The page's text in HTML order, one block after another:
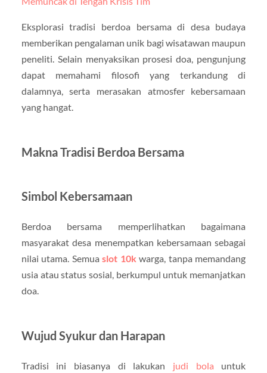
Eksplorasi tradisi berdoa bersama di desa budaya
memberikan pengalaman unik bagi wisatawan maupun
peneliti. Selain menyaksikan prosesi doa, pengunjung
dapat memahami filosofi yang terkandung di
dalamnya, serta merasakan atmosfer kebersamaan
yang hangat.
Makna Tradisi Berdoa Bersama
Simbol Kebersamaan
Berdoa bersama memperlihatkan bagaimana
masyarakat desa menempatkan kebersamaan sebagai
nilai utama. Semuaslot 10k warga, tanpa memandang
usia atau status sosial, berkumpul untuk memanjatkan
doa.
Wujud Syukur dan Harapan
Tradisi ini biasanya di lakukan judi bola untuk